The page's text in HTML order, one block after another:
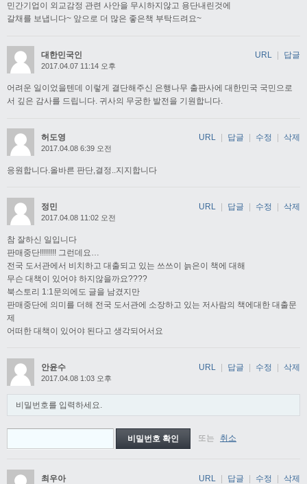
민간기업이 외교감정 관련 사안을 무시하지않고 용단내린것에
갈채를 보냅니다~ 앞으로 더 많은 좋은책 부탁드려요~
대한민국인
2017.04.07 11:14 오후
어려운 일이었을텐데 이렇게 결단해주신 은행나무 출판사에 대한민국 국민으로
서 깊은 감사를 드립니다. 귀사의 무궁한 발전을 기원합니다.
URL 답글
허도영
2017.04.08 6:39 오전
응원합니다.올바른 판단,결정..지지합니다
URL 답글 수정 삭제
정민
2017.04.08 11:02 오전
참 잘하신 일입니다
판매중단!!!!!!!! 그런데요…
전국 도서관에서 비치하고 대출되고 있는 쓰쓰이 늙은이 책에 대해
무슨 대책이 있어야 하지않을까요????
북스토리 1:1문의에도 글을 남겼지만
판매중단에 의미를 더해 전국 도서관에 소장하고 있는 저사람의 책에대한 대출문
제
어떠한 대책이 있어야 된다고 생각되어서요
URL | 답글 | 수정 | 삭제
안윤수
2017.04.08 1:03 오후
비밀번호를 입력하세요.
또는 취소
URL | 답글 | 수정 | 삭제
최우아 URL | 답글 | 수정 | 삭제